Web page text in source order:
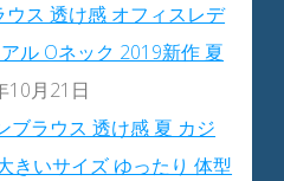
ス 透け感 オフィスレデ
ル Oネック 2019新作 夏
10月21日
ブラウス 透け感 夏 カジ
きいサイズ ゆったり 体型